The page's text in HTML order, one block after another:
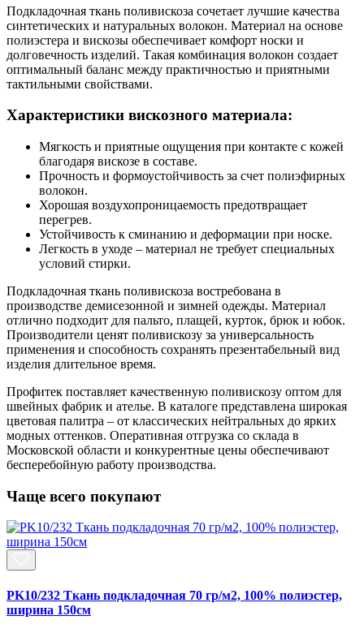
Подкладочная ткань поливискоза сочетает лучшие качества
синтетических и натуральных волокон. Материал на основе
полиэстера и вискозы обеспечивает комфорт носки и
долговечность изделий. Такая комбинация волокон создает
оптимальный баланс между практичностью и приятными
тактильными свойствами.
Характеристики вискозного материала:
Мягкость и приятные ощущения при контакте с кожей
благодаря вискозе в составе.
Прочность и формоустойчивость за счет полиэфирных
волокон.
Хорошая воздухопроницаемость предотвращает
перегрев.
Устойчивость к сминанию и деформации при носке.
Легкость в уходе – материал не требует специальных
условий стирки.
Подкладочная ткань поливискоза востребована в
производстве демисезонной и зимней одежды. Материал
отлично подходит для пальто, плащей, курток, брюк и юбок.
Производители ценят поливискозу за универсальность
применения и способность сохранять презентабельный вид
изделия длительное время.
Профитек поставляет качественную поливискозу оптом для
швейных фабрик и ателье. В каталоге представлена широкая
цветовая палитра – от классических нейтральных до ярких
модных оттенков. Оперативная отгрузка со склада в
Московской области и конкурентные цены обеспечивают
бесперебойную работу производства.
Чаще всего покупают
PK10/232 Ткань подкладочная 70 гр/м2, 100% полиэстер,
ширина 150см